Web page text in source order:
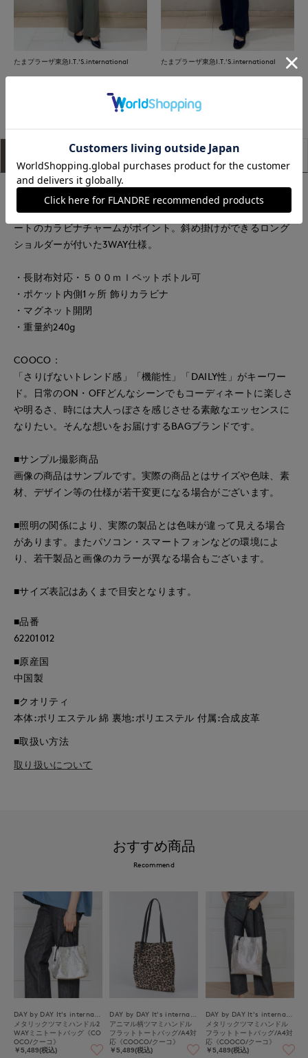
たまプラーザ東急I.T.'S.international たまプラーザ東急I.T.'S.international
アイテム説明 サイズ詳細 購入レビュー
■デザイン
シンプルなつまみハンドルデザインの横型ミニトートです。ハ
ートのカラビナチャームがポイント。斜め掛けができるロング
ショルダーが付いた3WAY仕様。
・長財布対応・５００ｍｌペットボトル可
・ポケット内側1ヶ所 飾りカラビナ
・マグネット開閉
・重量約240g
COOCO：
「さりげないトレンド感」「機能性」「DAILY性」がキーワー
ド。日常のON・OFFどんなシーンでもコーディネートに楽しさ
や明るさ、時には大人っぽさを感じさせる素敵なエッセンスに
なりたい。そんな想いをお届けするBAGブランドです。
■サンプル撮影商品
画像の商品はサンプルです。実際の商品とはサイズや色味、素
材、デザイン等の仕様が若干変更になる場合がございます。
■照明の関係により、実際の製品とは色味が違って見える場合
があります。またパソコン・スマートフォンなどの環境によ
り、若干製品と画像のカラーが異なる場合もございます。
■サイズ表記はあくまで目安となります。
■品番
62201012
■原産国
中国製
■クオリティ
本体:ポリエステル 綿 裏地:ポリエステル 付属:合成皮革
■取扱い方法
取り扱いについて
おすすめ商品
Recommend
メタリックツマミハンドル2
WAYミニトートバッグ《CO
OCO/クーコ》
￥5,489(税込)
アニマル柄ツマミハンドル
フラットトートバッグ/A4対
応《COOCO/クーコ》
￥5,489(税込)
メタリックツマミハンドル
フラットトートバッグ/A4対
応《COOCO/クーコ》
￥5,489(税込)